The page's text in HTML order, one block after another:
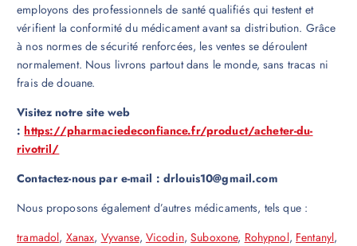
employons des professionnels de santé qualifiés qui testent et
vérifient la conformité du médicament avant sa distribution. Grâce
à nos normes de sécurité renforcées, les ventes se déroulent
normalement. Nous livrons partout dans le monde, sans tracas ni
frais de douane.
Visitez notre site web
:https://pharmaciedeconfiance.fr/product/acheter-du-
rivotril/
Contactez-nous par e-mail : drlouis10@gmail.com
Nous proposons également d’autres médicaments, tels que :
tramadol, Xanax, Vyvanse, Vicodin,Suboxone, Rohypnol, Fentanyl,